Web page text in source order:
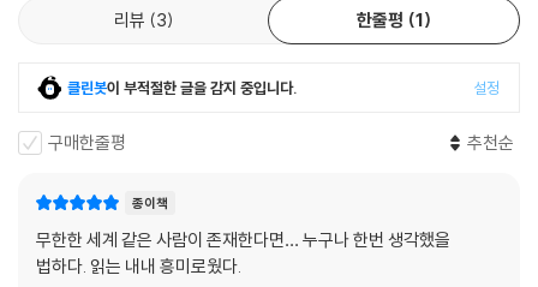
를 엿본다. 다행히 자신이 이가온이 아니라는 것을 알아챈 주노의 도움으
로 그린존을 빠져나오게 되지만 바깥세상은 온통 어른들만의 세상이었다.
열여섯 살이 될 때까지 그린존에서 지내야 하는 아이들이 눈에 띄면 금방
이라도 경찰과 사냥꾼들이 움직인다. 감시자들의 눈을 피해 주노와 수호는
이미 그린존에서 이탈해 아지트에서 생활하고 있는 아이들 무리에 들어가
게 된다. 그리고 그곳에서 만나게 된 진짜 이가온. 쌍둥이라고 해도 믿을 만
스 개발에 얽힌 비밀을 덮기 위해 자신을 이용한 어른들의 추악한 거짓을
밝혀내야만 하는 가온. 이 둘은 두려움을 떨쳐내고 용기 있게 어른들의 거
짓과 악행과 위선에 당당하게 맞선다.
리뷰 3 한줄평 1
클린봇이 부적절한 글을 감지 중입니다. 설정
구매한줄평 추천순
종이책
무한한 세계 같은 사람이 존재한다면… 누구나 한번 생각했을
법하다. 읽는 내내 흥미로웠다.